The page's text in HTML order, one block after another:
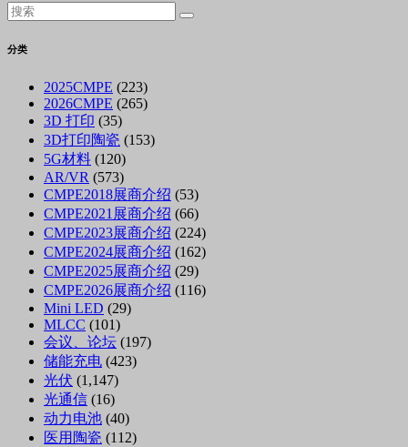
分类
2025CMPE (223)
2026CMPE (265)
3D 打印 (35)
3D打印陶瓷 (153)
5G材料 (120)
AR/VR (573)
CMPE2018展商介绍 (53)
CMPE2021展商介绍 (66)
CMPE2023展商介绍 (224)
CMPE2024展商介绍 (162)
CMPE2025展商介绍 (29)
CMPE2026展商介绍 (116)
Mini LED (29)
MLCC (101)
会议、论坛 (197)
储能充电 (423)
光伏 (1,147)
光通信 (16)
动力电池 (40)
医用陶瓷 (112)